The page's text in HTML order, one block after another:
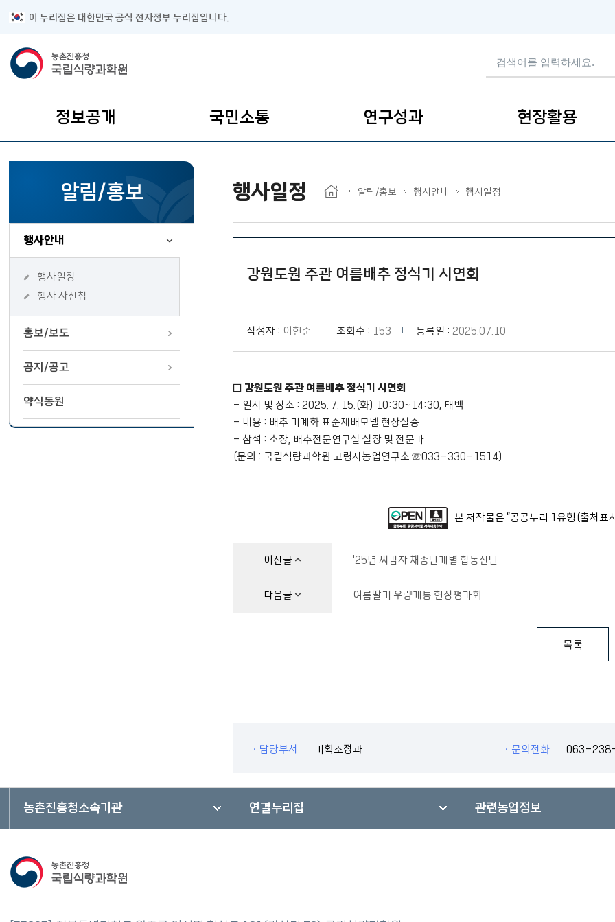
이 누리집은 대한민국 공식 전자정부 누리집입니다.
정보공개
국민소통 연구성과 현장활용
알림/홍보
행사안내
행사일정
행사 사진첩
홍보/보도
공지/공고
약식동원
행사일정 알림/홍보 행사안내 행사일정
강원도원 주관 여름배추 정식기 시연회
작성자 : 이현준 조회수 : 153 등록일 : 2025.07.10
□ 강원도원 주관 여름배추 정식기 시연회
- 일시 및 장소 : 2025. 7. 15.(화) 10:30~14:30, 태백
- 내용 : 배추 기계화 표준재배모델 현장실증
- 참석 : 소장, 배추전문연구실 실장 및 전문가
(문의 : 국립식량과학원 고령지농업연구소 ☏033-330-1514)
본 저작물은 “공공누리 1유형(출처표
이전글 '25년 씨감자 채종단계별 합동진단
다음글 여름딸기 우량계통 현장평가회
목록
ㆍ담당부서 기획조정과 ㆍ문의전화 063-
농촌진흥청소속기관 연결누리집 관련농업정보